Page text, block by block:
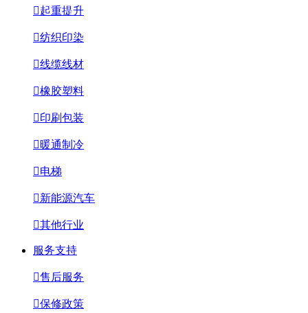
起重提升
纺织印染
线缆线材
橡胶塑料
印刷包装
暖通制冷
电梯
新能源汽车
其他行业
服务支持
售后服务
保修政策